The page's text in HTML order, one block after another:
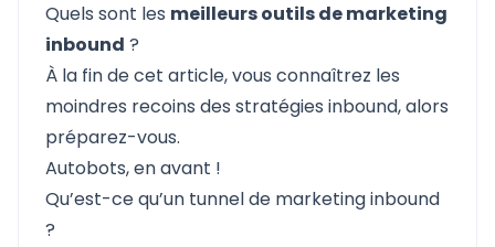
Quels sont les meilleurs outils de marketing
inbound ?
À la fin de cet article, vous connaîtrez les
moindres recoins des stratégies inbound, alors
préparez-vous.
Autobots, en avant !
Qu’est-ce qu’un tunnel de marketing inbound
?